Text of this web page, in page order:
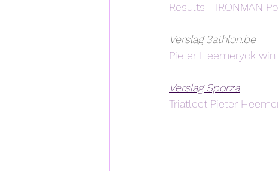
Results - IRONMAN
Verslag 3athlon.be
Pieter Heemeryck
Verslag Sporza
Triatleet Pieter